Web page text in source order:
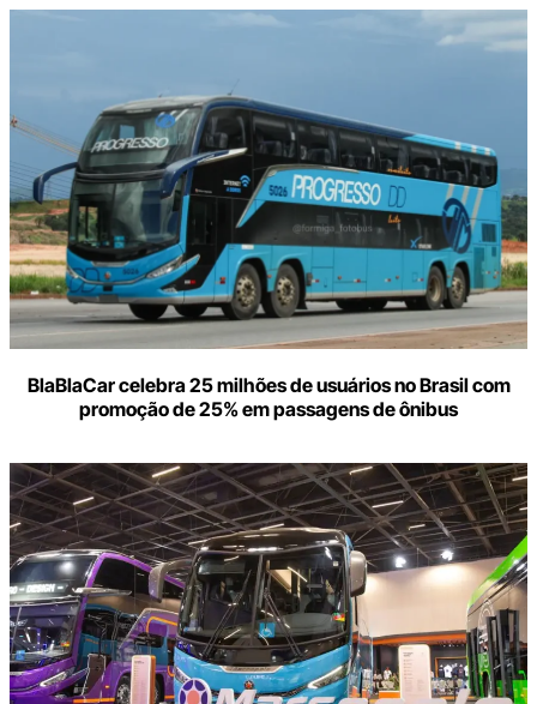
BlaBlaCar celebra 25 milhões de usuários no Brasil com
promoção de 25% em passagens de ônibus